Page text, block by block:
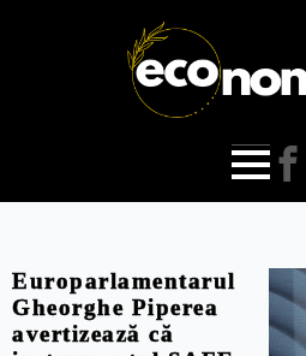
Europarlamentarul
Gheorghe Piperea
avertizează că